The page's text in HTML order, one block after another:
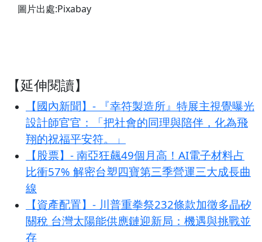
圖片出處:Pixabay
【延伸閱讀】
【國內新聞】- 『幸符製造所』特展主視覺曝光
設計師官官：「把社會的同理與陪伴，化為飛
翔的祝福平安符。」
【股票】- 南亞狂飆49個月高！AI電子材料占
比衝57% 解密台塑四寶第三季營運三大成長曲
線
【資產配置】- 川普重拳祭232條款加徵多晶矽
關稅 台灣太陽能供應鏈迎新局：機遇與挑戰並
存